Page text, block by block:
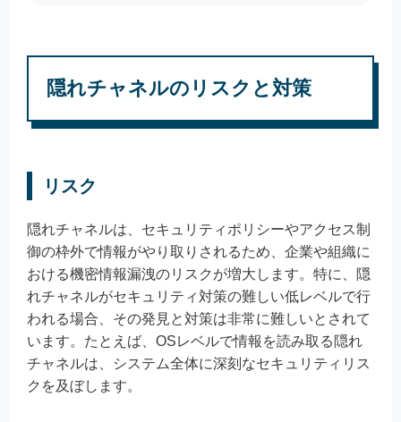
隠れチャネルのリスクと対策
リスク
隠れチャネルは、セキュリティポリシーやアクセス制
御の枠外で情報がやり取りされるため、企業や組織に
おける機密情報漏洩のリスクが増大します。特に、隠
れチャネルがセキュリティ対策の難しい低レベルで行
われる場合、その発見と対策は非常に難しいとされて
います。たとえば、OSレベルで情報を読み取る隠れ
チャネルは、システム全体に深刻なセキュリティリス
クを及ぼします。